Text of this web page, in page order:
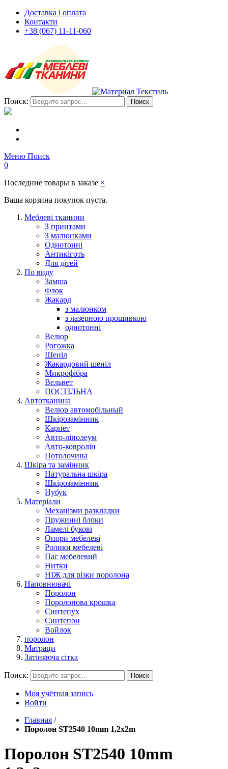
Доставка і оплата
Контакти
+38 (067) 11-11-060
Поиск: Поиск
Меню Поиск
0
Последние товары в заказе ×
Ваша корзина покупок пуста.
Меблеві тканини
З принтами
З малюнками
Однотонні
Антикіготь
Для дітей
По виду
Замша
Флок
Жакард
з малюнком
з лазерною прошивкою
однотонні
Велюр
Рогожка
Шеніл
Жакардовий шеніл
Микрофібра
Вельвет
ПОСТІЛЬНА
Автотканина
Велюр автомобільный
Шкірозамінник
Карпет
Авто-лінолеум
Авто-ковролін
Потолочина
Шкіра та замінник
Натуральна шкіра
Шкірозамінник
Нубук
Матеріали
Механізми разкладки
Пружинні блоки
Ламелі букові
Опори мебелеві
Ролики мебелеві
Пас мебелевий
Нитки
НІЖ для різки поролона
Наповнювачі
Поролон
Поролонова крошка
Синтепух
Синтепон
Войлок
поролон
Матраци
Затіняюча сітка
Поиск: Поиск
Моя учётная запись
Войти
Главная /
Поролон ST2540 10mm 1,2x2m
Поролон ST2540 10mm